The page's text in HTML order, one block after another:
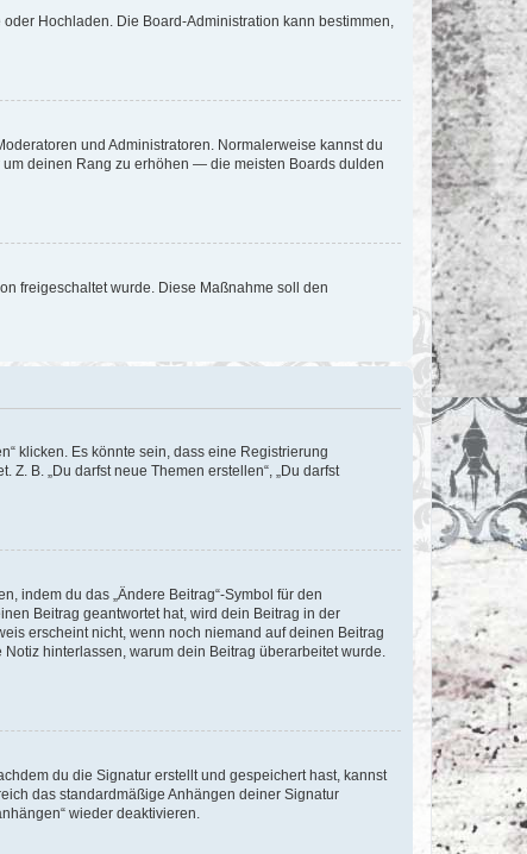
Hochladen. Die Board-Administration kann bestimmen,
und Administratoren. Normalerweise kannst du
deinen Rang zu erhöhen — die meisten Boards dulden
freigeschaltet wurde. Diese Maßnahme soll den
klicken. Es könnte sein, dass eine Registrierung
B. „Du darfst neue Themen erstellen“, „Du darfst
indem du das „Ändere Beitrag“-Symbol für den
Beitrag geantwortet hat, wird dein Beitrag in der
erscheint nicht, wenn noch niemand auf deinen Beitrag
hinterlassen, warum dein Beitrag überarbeitet wurde.
du die Signatur erstellt und gespeichert hast, kannst
das standardmäßige Anhängen deiner Signatur
wieder deaktivieren.